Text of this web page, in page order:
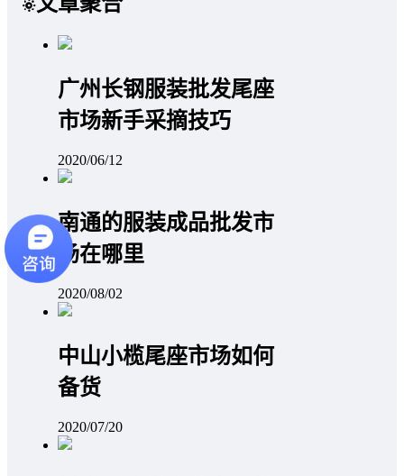
广州长钢服装批发尾座
市场新手采摘技巧
2020/06/12
南通的服装成品批发市
场在哪里
2020/08/02
中山小榄尾座市场如何
备货
2020/07/20